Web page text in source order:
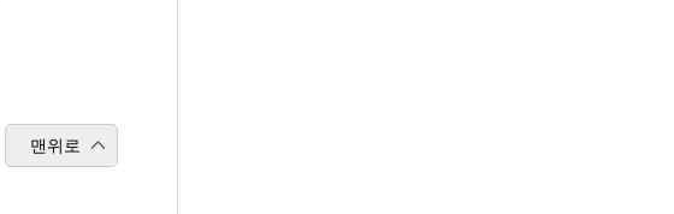
맨위로